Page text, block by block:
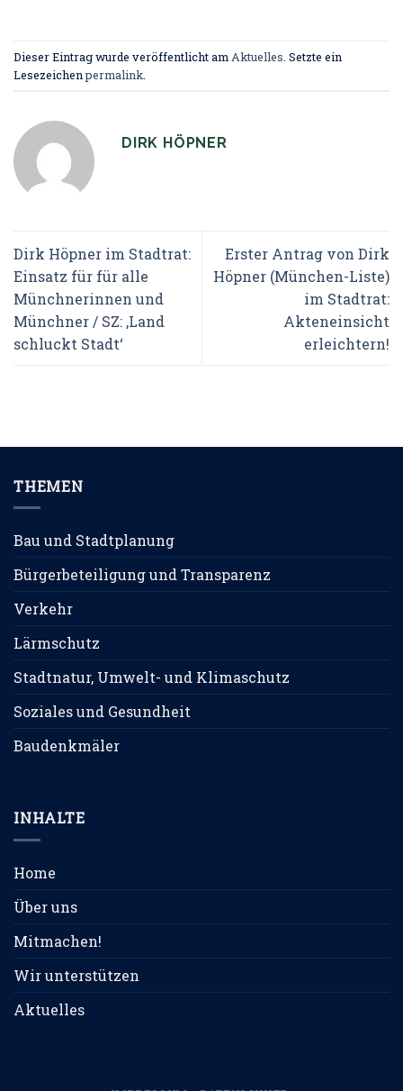
Dieser Eintrag wurde veröffentlicht am Aktuelles . Setzte ein
Lesezeichenpermalink
DIRK HÖPNER
Dirk Höpner im Stadtrat:
Einsatz für für alle
Münchnerinnen und
Münchner / SZ: ‚Land
schluckt Stadt‘
Erster Antrag von Dirk
Höpner (München-Liste)
im Stadtrat:
Akteneinsicht
erleichtern!
THEMEN
Bau und Stadtplanung
Bürgerbeteiligung und Transparenz
Verkehr
Lärmschutz
Stadtnatur, Umwelt- und Klimaschutz
Soziales und Gesundheit
Baudenkmäler
INHALTE
Home
Über uns
Mitmachen!
Wir unterstützen
Aktuelles